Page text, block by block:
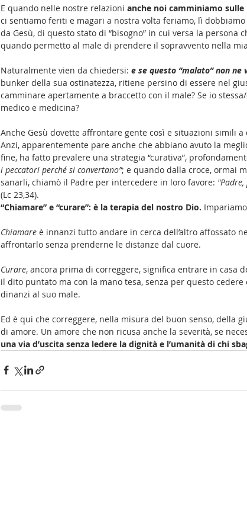
E quando nelle nostre relazioni anche noi camminiamo
ci sentiamo feriti e magari a nostra volta feriamo, lì
da Gesù, di questo stato di “bisogno” in cui versa la persona
quando permetto al male di prendere il sopravvento nella
Naturalmente vien da chiedersi: e se questo “malato” non
bunker della sua ostinatezza, ritiene persino di essere nel
camminare apertamente a braccetto con il male? Se io
medico e medicina?
Anche Gesù dovette affrontare gente così e situazioni simili a
Anzi, apparentemente pare anche che abbiano avuto la
fine, ha fatto prevalere una strategia “curativa”,
i peccatori perché si convertano”; e quando dalla croce, ormai
sanarli, chiamò il Padre per intercedere in loro favore:
(Lc 23,34).
“Chiamare” e “curare”: è la terapia del nostro Dio.
Chiamare è innanzi tutto andare in cerca dell’altro affossato
affrontarlo senza prenderne le distanze dal cuore.
Curare, ancora prima di correggere, significa entrare in casa
il dito puntato ma con la mano tesa, senza per questo
dinanzi al suo male.
Ed è qui che correggere, nella misura del buon senso, della
di amore. Un amore che non ricusa anche la severità, se
una via d’uscita senza ledere la dignità e l’umanità di chi